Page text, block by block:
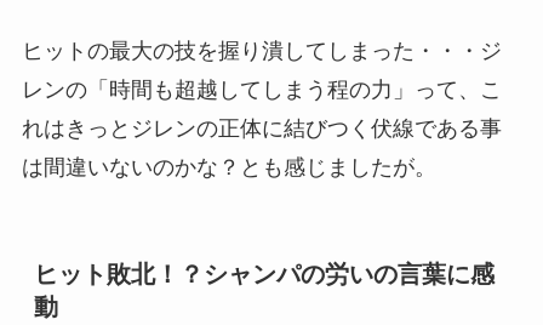
ヒットの最大の技を握り潰してしまった・・・ジ
レンの「時間も超越してしまう程の力」って、こ
れはきっとジレンの正体に結びつく伏線である事
は間違いないのかな？とも感じましたが。
ヒット敗北！？シャンパの労いの言葉に感
動